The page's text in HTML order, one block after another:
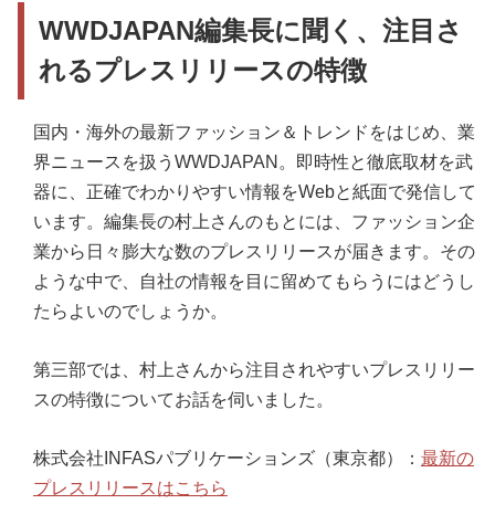
WWDJAPAN編集長に聞く、注目さ
れるプレスリリースの特徴
国内・海外の最新ファッション＆トレンドをはじめ、業
界ニュースを扱うWWDJAPAN。即時性と徹底取材を武
器に、正確でわかりやすい情報をWebと紙面で発信して
います。編集長の村上さんのもとには、ファッション企
業から日々膨大な数のプレスリリースが届きます。その
ような中で、自社の情報を目に留めてもらうにはどうし
たらよいのでしょうか。
第三部では、村上さんから注目されやすいプレスリリー
スの特徴についてお話を伺いました。
株式会社INFASパブリケーションズ（東京都）： 最新の
プレスリリースはこちら